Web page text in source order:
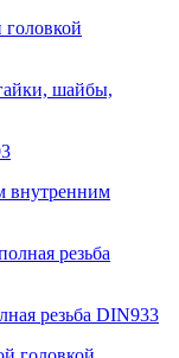
шайбы,
внутренним
резьба
резьба DIN933